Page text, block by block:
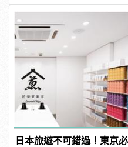
日本旅遊不可錯過！東京